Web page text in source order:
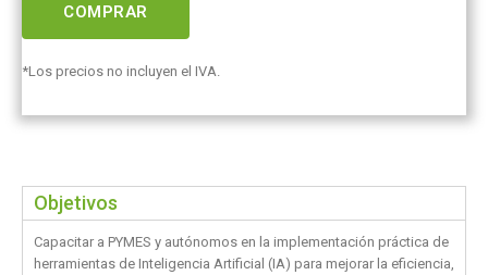
COMPRAR
*Los precios no incluyen el IVA.
Objetivos
Capacitar a PYMES y autónomos en la implementación práctica de
herramientas de Inteligencia Artificial (IA) para mejorar la eficiencia,